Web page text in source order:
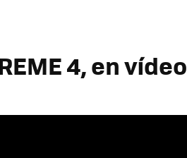
4, en vídeo